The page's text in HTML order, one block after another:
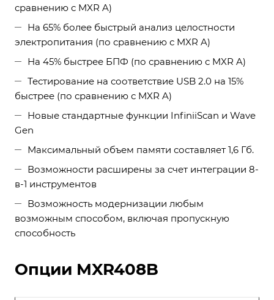
сравнению с MXR A)
На 65% более быстрый анализ целостности
электропитания (по сравнению с MXR A)
На 45% быстрее БПФ (по сравнению с MXR A)
Тестирование на соответствие USB 2.0 на 15%
быстрее (по сравнению с MXR A)
Новые стандартные функции InfiniiScan и Wave
Gen
Максимальный объем памяти составляет 1,6 Гб.
Возможности расширены за счет интеграции 8-
в-1 инструментов
Возможность модернизации любым
возможным способом, включая пропускную
способность
Опции MXR408B